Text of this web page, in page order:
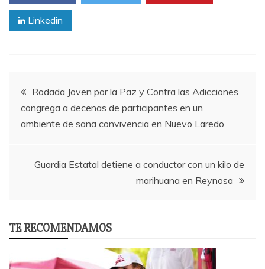
Linkedin
Post
navigation
Rodada Joven por la Paz y Contra las Adicciones
congrega a decenas de participantes en un
ambiente de sana convivencia en Nuevo Laredo
Guardia Estatal detiene a conductor con un kilo de
marihuana en Reynosa
TE RECOMENDAMOS